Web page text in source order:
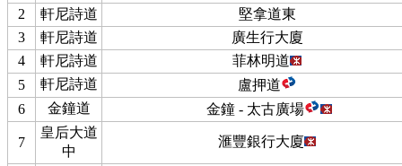
2
軒尼詩道
堅拿道東
3
軒尼詩道
廣生行大廈
4
軒尼詩道
菲林明道
5
軒尼詩道
盧押道
6
金鐘道 金鐘 - 太古廣場
7
皇后大道
中
滙豐銀行大廈